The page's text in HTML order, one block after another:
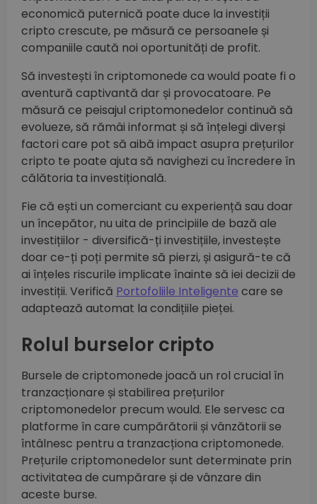
economică puternică poate duce la investiții
cripto crescute, pe măsură ce persoanele și
companiile caută noi oportunități de profit.
Să investești în criptomonede ca would poate fi o
aventură captivantă dar și provocatoare. Pe
măsură ce peisajul criptomonedelor continuă să
evolueze, să rămâi informat și să înțelegi diverși
factori care pot să aibă impact asupra prețurilor
cripto te poate ajuta să navighezi cu încredere în
călătoria ta investițională.
Fie că ești un comerciant cu experiență sau doar
un începător, nu uita de principiile de bază ale
investițiilor - diversifică-ți investițiile, investește
doar ce-ți poți permite să pierzi, și asigură-te că
ai înțeles riscurile implicate înainte să iei decizii de
investiții. Verifică Portofoliile Inteligente care se
adaptează automat la condițiile pieței.
Rolul burselor cripto
Bursele de criptomonede joacă un rol crucial în
tranzacționare și stabilirea prețurilor
criptomonedelor precum would. Ele servesc ca
platforme în care cumpărătorii și vânzătorii se
întâlnesc pentru a tranzacționa criptomonede.
Prețurile criptomonedelor sunt determinate prin
activitatea de cumpărare și de vânzare din
aceste burse.